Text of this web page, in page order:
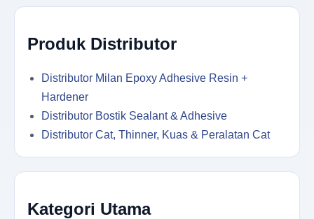
Produk Distributor
Distributor Milan Epoxy Adhesive Resin +
Hardener
Distributor Bostik Sealant & Adhesive
Distributor Cat, Thinner, Kuas & Peralatan Cat
Kategori Utama